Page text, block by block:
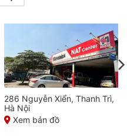
286 Nguyễn Xiển, Thanh Trì,
Hà Nội
Xem bản đồ